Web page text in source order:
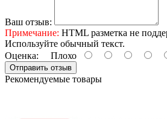
Ваш отзыв:
Примечание: HTML разметка не
Используйте обычный текст.
Оценка: Плохо
Отправить отзыв
Рекомендуемые товары